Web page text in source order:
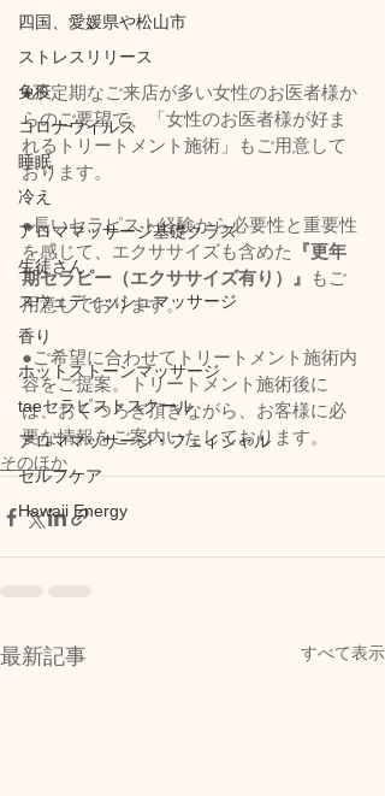
四国、愛媛県や松山市
ストレスリリース
免疫
コロナウイルス
睡眠
冷え
アロママッサージ基礎クラス
生徒さん
スウェディッシュマッサージ
香り
ホットストーンマッサージ
taeセラピストスクール
アロママッサージ・フェイシャル
セルフケア
Hawaii Energy
●不定期なご来店が多い女性のお医者様か
らのご要望で、「女性のお医者様が好ま
れるトリートメント施術」もご用意して
おります。
●長いセラピスト経験から必要性と重要性
を感じて、エクササイズも含めた
『更年
期セラピー（エクササイズ有り）』
もご
用意しております。
●ご希望に合わせてトリートメント施術内
容をご提案。トリートメント施術後に
は、おくつろぎ頂きながら、お客様に必
要な情報をご案内いたしております。
そのほか
最新記事 すべて表示